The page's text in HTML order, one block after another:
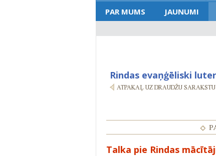
PAR MUMS JAUNUMI
Rindas evaņģēliski
Talka pie Rindas